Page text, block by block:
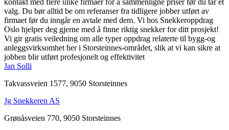
valg. Du bør alltid be om referanser fra tidligere jobber utført av
firmaet før du inngår en avtale med dem. Vi hos Snekkeroppdrag
Oslo hjelper deg gjerne med å finne riktig snekker for ditt prosjekt!
Vi gir gratis veiledning om alle typer oppdrag relaterte til bygg-og
anleggsvirksomhet her i Storsteinnes-området, slik at vi kan sikre at
jobben blir utført profesjonelt og effektivitet
Jan Solli
Takvassveien 1577, 9050 Storsteinnes
Jg Snekkeren AS
Grønåsveien 770, 9050 Storsteinnes